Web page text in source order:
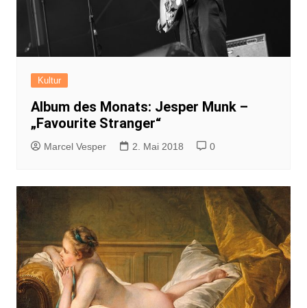
Kultur
Album des Monats: Jesper Munk –
„Favourite Stranger“
Marcel Vesper 2. Mai 2018 0